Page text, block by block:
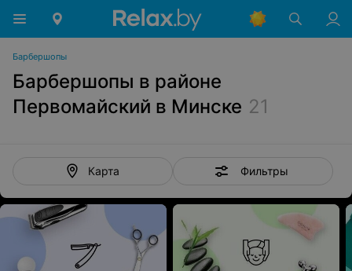
Барбершопы
Барбершопы в районе
Первомайский в Минске 21
Карта Фильтры